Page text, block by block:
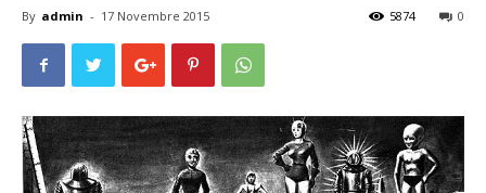
By admin - 17 Novembre 2015 0
5874